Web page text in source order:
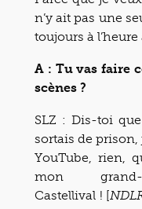
n’y ait pas une
toujours à l’heure
A : Tu vas faire
scènes ?
SLZ : Dis-toi
sortais de prison,
YouTube, rien,
mon
Castellival ! [